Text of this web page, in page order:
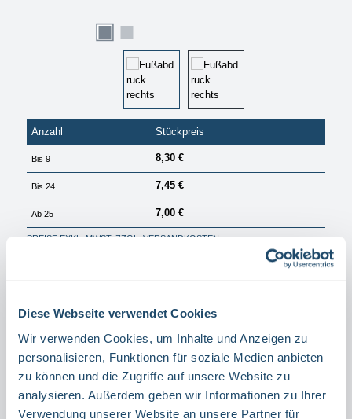
Diese Webseite verwendet Cookies
Wir verwenden Cookies, um Inhalte und Anzeigen zu
personalisieren, Funktionen für soziale Medien anbieten
zu können und die Zugriffe auf unsere Website zu
analysieren. Außerdem geben wir Informationen zu Ihrer
Verwendung unserer Website an unsere Partner für
Anzahl Stückpreis
Bis9 8,30 €
Bis24 7,45 €
Ab25 7,00 €
PREISE EXKL. MWST. ZZGL. VERSANDKOSTEN
RECHTS
LINKS
Produkt Anzahl: Gib den gewünschten Wert ein oder benutze die Schaltflächen um die Anzahl
Stück